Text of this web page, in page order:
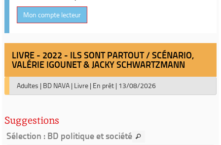
Mon compte lecteur
LIVRE - 2022 - ILS SONT PARTOUT / SCÉNARIO,
VALÉRIE IGOUNET & JACKY SCHWARTZMANN
Adultes | BD NAVA | Livre | En prêt | 13/08/2026
Suggestions
Sélection : BD politique et société